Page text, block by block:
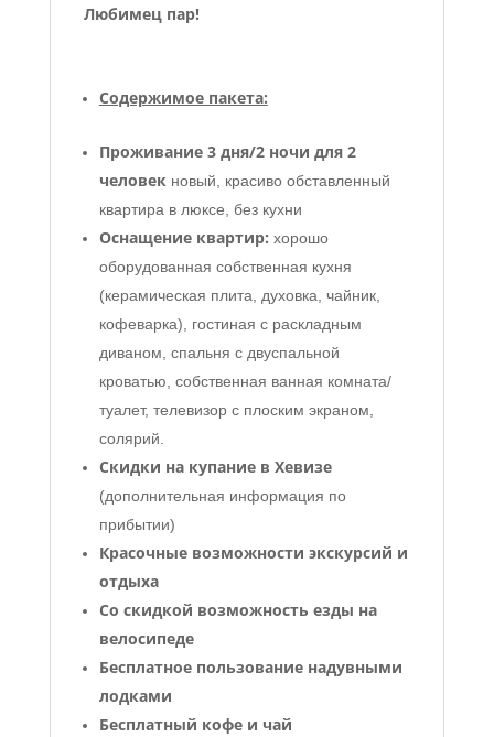
Любимец пар!
Содержимое пакета:
Проживание 3 дня/2 ночи для 2
человекновый, красиво обставленный
квартира в люксе, без кухни
Оснащение квартир: хорошо
оборудованная собственная кухня
(керамическая плита, духовка, чайник,
кофеварка), гостиная с раскладным
диваном, спальня с двуспальной
кроватью, собственная ванная комната/
туалет, телевизор с плоским экраном,
солярий.
Скидки на купание в Хевизе
(дополнительная информация по
прибытии)
Красочные возможности экскурсий и
отдыха
Со скидкой возможность езды на
велосипеде
Бесплатное пользование надувными
лодками
Бесплатный кофе и чай